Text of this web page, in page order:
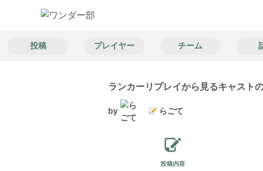
投稿 プレイヤー チーム
ランカーリプレイから見るキャスト
by らごて
投稿内容